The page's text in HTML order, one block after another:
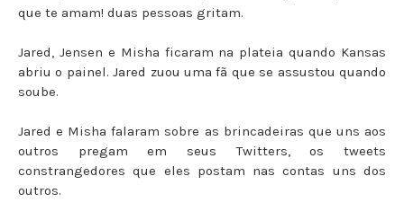
que te amam! duas pessoas gritam.
Jared, Jensen e Misha ficaram na plateia quando Kansas
abriu o painel. Jared zuou uma fã que se assustou quando
soube.
Jared e Misha falaram sobre as brincadeiras que uns aos
outros pregam em seus Twitters, os tweets
constrangedores que eles postam nas contas uns dos
outros.